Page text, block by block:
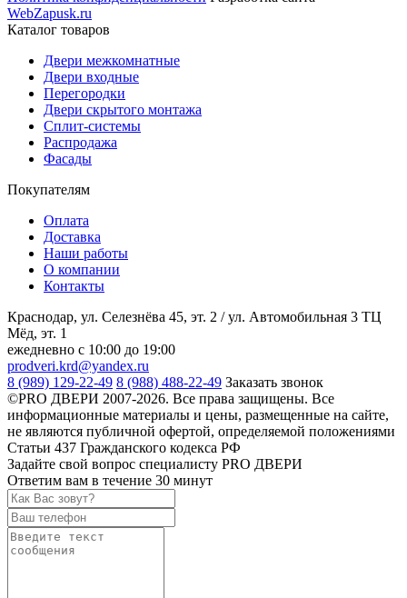
WebZapusk.ru
Каталог товаров
Двери межкомнатные
Двери входные
Перегородки
Двери скрытого монтажа
Сплит-системы
Распродажа
Фасады
Покупателям
Оплата
Доставка
Наши работы
О компании
Контакты
Краснодар, ул. Селезнёва 45, эт. 2 / ул. Автомобильная 3 ТЦ
Мёд, эт. 1
ежедневно с 10:00 до 19:00
prodveri.krd@yandex.ru
8 (989) 129-22-49 8 (988) 488-22-49 Заказать звонок
©PRO ДВЕРИ 2007-2026. Все права защищены. Все
информационные материалы и цены, размещенные на сайте,
не являются публичной офертой, определяемой положениями
Статьи 437 Гражданского кодекса РФ
Задайте свой вопрос специалисту PRO ДВЕРИ
Ответим вам в течение 30 минут